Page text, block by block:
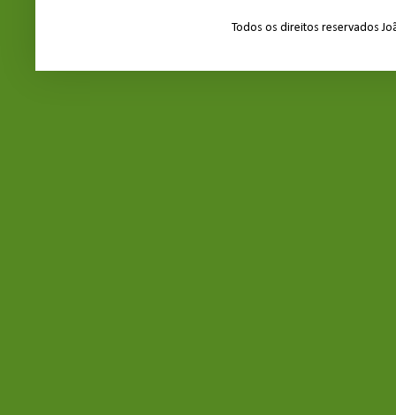
Todos os direitos reservados